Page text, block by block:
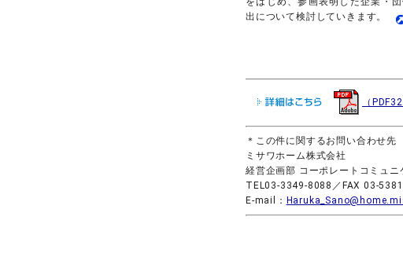
出について検討していきます。
（
＊この件に関するお問い合わせ先
ミサワホーム株式会社
経営企画部 コーポレートコミュ
TEL03-3349-8088／FAX 03-
E-mail：